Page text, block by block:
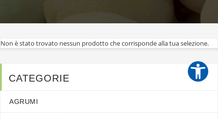
Non è stato trovato nessun prodotto che corrisponde alla tua selezione.
CATEGORIE
AGRUMI